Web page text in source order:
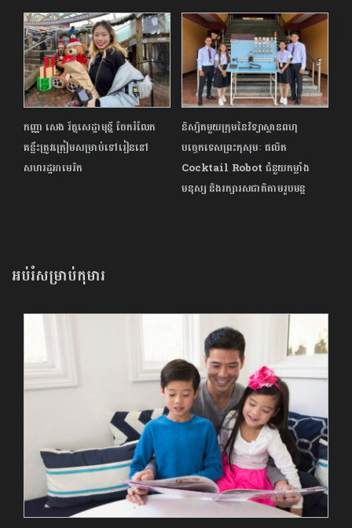
កញ្ញា សេង រ័ត្នសេដ្ឋាមុន្នី ចែករំលែក
គន្លឹះត្រូវត្រៀមសម្រាប់ទៅរៀននៅ
សហរដ្ឋអាមេរិក
និស្សិតមួយក្រុមនៃវិទ្យាស្ថានពហុ
បច្ចេកទេស​ព្រះកុសុមៈ ផលិត
Cocktail Robot ជំនួយកម្លាំង
មនុស្ស និងរក្សារសជាតិតាមរូបមន្ត
អប់រំសម្រាប់កុមារ